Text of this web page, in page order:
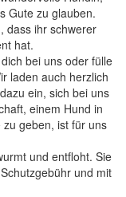
Gute zu glauben.
dass ihr schwerer
hat.
bei uns oder fülle
laden auch herzlich
ein, sich bei uns
einem Hund in
geben, ist für uns
und entfloht. Sie
und mit